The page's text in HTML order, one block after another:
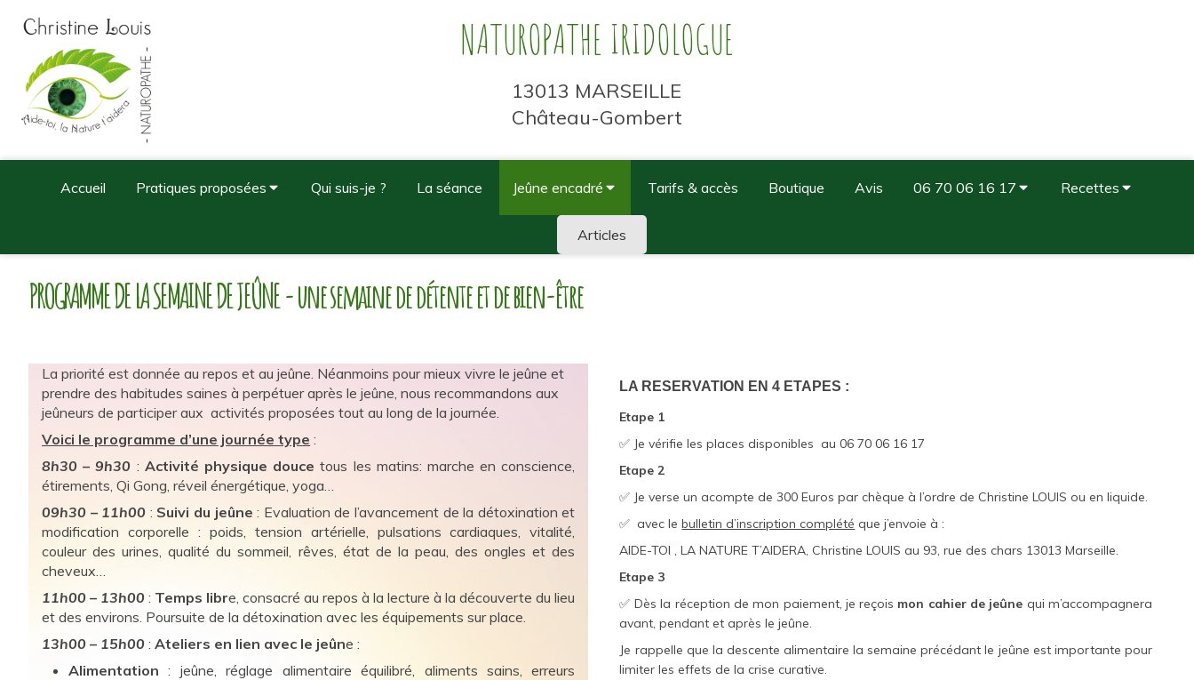
NATUROPATHE IRIDOLOGUE
13013 MARSEILLE
Château-Gombert
Accueil Pratiques proposées Qui suis-je ? La séance Jeûne encadré Tarifs & accès Boutique Avis 06 70 06 16 17 Recettes
Articles
PROGRAMME DE LA SEMAINE DE JEÛNE - une semaine de détente et de bien-être
La priorité est donnée au repos et au jeûne. Néanmoins pour mieux vivre le jeûne et
prendre des habitudes saines à perpétuer après le jeûne, nous recommandons aux
jeûneurs de participer aux activités proposées tout au long de la journée.
Voici le programme d’une journée type :
8h30 – 9h30 : Activité physique douce tous les matins: marche en conscience,
étirements, Qi Gong, réveil énergétique, yoga…
09h30 – 11h00 : Suivi du jeûne : Evaluation de l’avancement de la détoxination et
modification corporelle : poids, tension artérielle, pulsations cardiaques, vitalité,
couleur des urines, qualité du sommeil, rêves, état de la peau, des ongles et des
cheveux…
11h00 – 13h00 : Temps libre, consacré au repos à la lecture à la découverte du lieu
et des environs. Poursuite de la détoxination avec les équipements sur place.
13h00 – 15h00 : Ateliers en lien avec le jeûne :
Alimentation : jeûne, réglage alimentaire équilibré, aliments sains, erreurs
LA RESERVATION EN 4 ETAPES :
Etape 1
✅ Je vérifie les places disponibles au 06 70 06 16 17
Etape 2
✅ Je verse un acompte de 300 Euros par chèque à l’ordre de Christine LOUIS ou en liquide.
✅ avec lebulletin d’inscription complété que j’envoie à :
AIDE-TOI , LA NATURE T’AIDERA, Christine LOUIS au 93, rue des chars 13013 Marseille.
Etape 3
✅ Dès la réception de mon paiement, je reçois mon cahier de jeûne qui m’accompagnera
avant, pendant et après le jeûne.
Je rappelle que la descente alimentaire la semaine précédant le jeûne est importante pour
limiter les effets de la crise curative.